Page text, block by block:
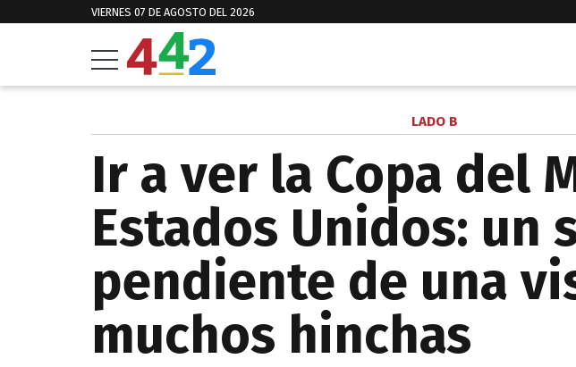
VIERNES 07 DE AGOSTO DEL 2026
LADO B
Ir a ver la Copa del
Estados Unidos: un
pendiente de una
muchos hinchas